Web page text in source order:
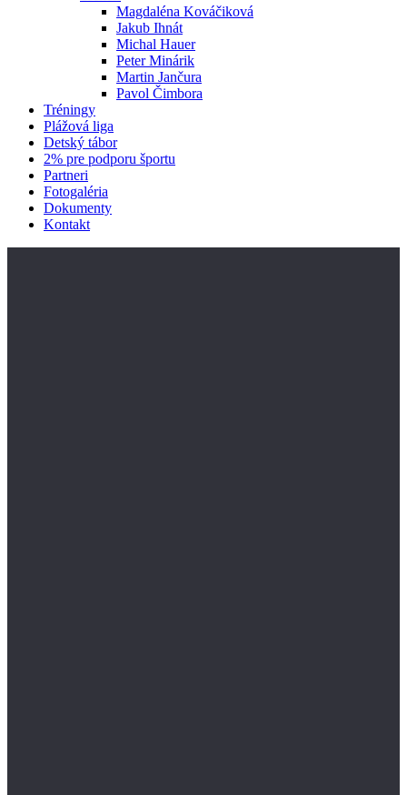
Magdaléna Kováčiková
Jakub Ihnát
Michal Hauer
Peter Minárik
Martin Jančura
Pavol Čimbora
Tréningy
Plážová liga
Detský tábor
2% pre podporu športu
Partneri
Fotogaléria
Dokumenty
Kontakt